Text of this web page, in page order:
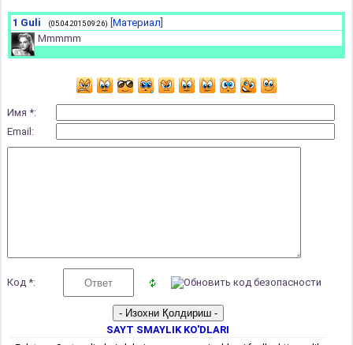
1 Guli (05.04.2015 09:26) Материал
Mmmmm
Имя *:
Email:
Код *:
SAYT SMAYLIK KO'DLARI